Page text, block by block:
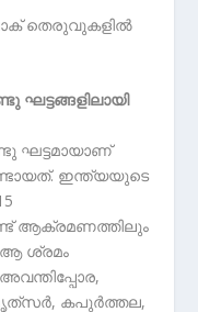
തെരുവുകളിൽ
ഘട്ടമായാണ്
ഇന്ത്യയുടെ
ആക്രമണത്തിലും
ആ ശ്രമം
കപുർത്തല,